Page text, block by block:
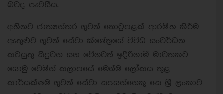
බවද පැවසීය.
අභිනව ජාත්‍යන්තර ගුවන් තොටුපළක් ආරම්භ කිරීම
ඇතුළුව ගුවන් සේවා ක්ෂේත්‍රයේ විවිධ සංවර්ධන
කටයුතු සිදුවන සහ වේගවත් ඉදිරිගාමී මාවතකට
යොමු වෙමින් කලාපයේ මෙන්ම ලෝකය තුළ
කාර්යක්ෂම ගුවන් සේවා සපයන්නෙකු සෙ ශ්‍රී ලංකාව